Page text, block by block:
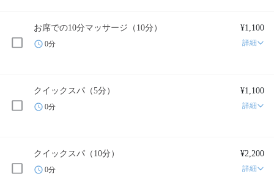
お席での10分マッサージ（10分） ¥1,100
0分 詳細
クイックスパ（5分） ¥1,100
0分 詳細
クイックスパ（10分） ¥2,200
0分 詳細